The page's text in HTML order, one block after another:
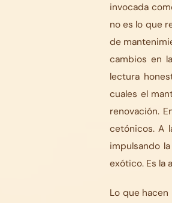
invocada
no es lo que
de
cambios en
lectura
cuales el
renovación.
cetónicos. A
impulsando
exótico. Es la
Lo que